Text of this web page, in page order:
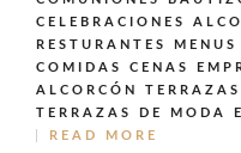
CELEBRACIONES
RESTURANTES
COMIDAS CENAS
ALCORCÓN
TERRAZAS DE MODA
READ MORE